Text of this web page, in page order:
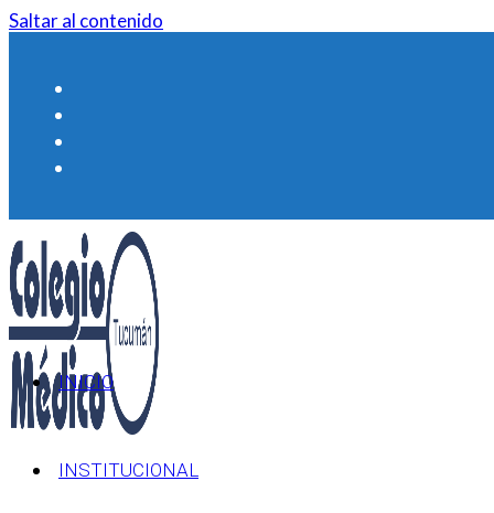
Saltar al contenido
INICIO
INSTITUCIONAL